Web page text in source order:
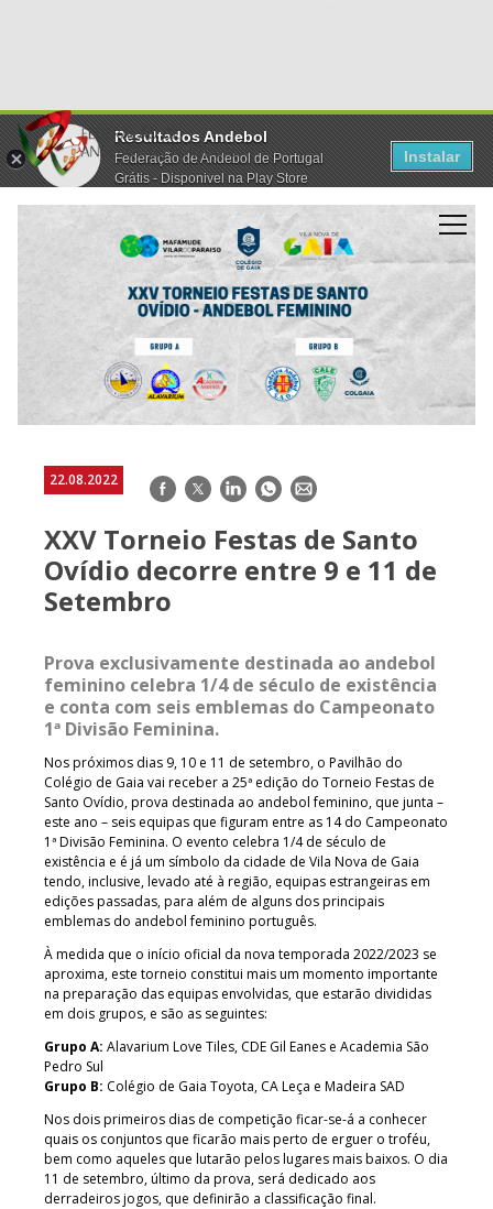
Resultados Andebol
Federação de Andebol de Portugal
Grátis - Disponivel na Play Store
Instalar
22.08.2022 Facebook
TwitterLinkedInWhatsApp
E-
XXV Torneio Festas de Santo
Ovídio decorre entre 9 e 11 de
Setembro
Prova exclusivamente destinada ao andebol
feminino celebra 1/4 de século de existência
e conta com seis emblemas do Campeonato
1ª Divisão Feminina.
Nos próximos dias 9, 10 e 11 de setembro, o Pavilhão do
Colégio de Gaia vai receber a 25ª edição do Torneio Festas de
Santo Ovídio, prova destinada ao andebol feminino, que junta –
este ano – seis equipas que figuram entre as 14 do Campeonato
1ª Divisão Feminina. O evento celebra 1/4 de século de
existência e é já um símbolo da cidade de Vila Nova de Gaia
tendo, inclusive, levado até à região, equipas estrangeiras em
edições passadas, para além de alguns dos principais
emblemas do andebol feminino português.
À medida que o início oficial da nova temporada 2022/2023 se
aproxima, este torneio constitui mais um momento importante
na preparação das equipas envolvidas, que estarão divididas
em dois grupos, e são as seguintes:
Grupo A: Alavarium Love Tiles, CDE Gil Eanes e Academia São
Pedro Sul
Grupo B: Colégio de Gaia Toyota, CA Leça e Madeira SAD
Nos dois primeiros dias de competição ficar-se-á a conhecer
quais os conjuntos que ficarão mais perto de erguer o troféu,
bem como aqueles que lutarão pelos lugares mais baixos. O dia
11 de setembro, último da prova, será dedicado aos
derradeiros jogos, que definirão a classificação final.